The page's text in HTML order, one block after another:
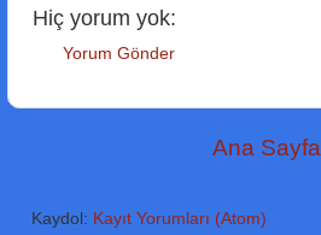
Hiç yorum yok:
Yorum Gönder
Ana Sayfa
Kaydol: Kayıt Yorumları (Atom)